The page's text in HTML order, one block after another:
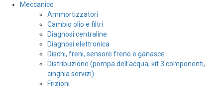
Meccanico
Ammortizzatori
Cambio olio e filtri
Diagnosi centraline
Diagnosi elettronica
Dischi, freni, sensore freno e ganasce
Distribuzione (pompa dell’acqua, kit 3 componenti,
cinghia servizi)
Frizioni